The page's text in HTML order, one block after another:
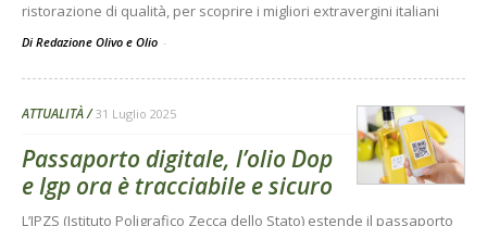
ristorazione di qualità, per scoprire i migliori extravergini italiani
Di Redazione Olivo e Olio -
ATTUALITÀ 31 Luglio 2025
Passaporto digitale, l’olio Dop
e Igp ora è tracciabile e sicuro
L’IPZS (Istituto Poligrafico Zecca dello Stato) estende il passaporto